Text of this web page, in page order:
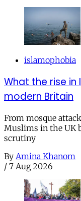
islamophobia
What the rise
modern Britain
From mosque
Muslims in the UK
scrutiny
By Amina Khanom
/ 7 Aug 2026